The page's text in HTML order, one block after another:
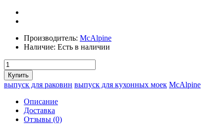
Производитель: McAlpine
Наличие: Есть в наличии
выпуск для раковин выпуск для кухонных моек McAlpine
Описание
Доставка
Отзывы (0)